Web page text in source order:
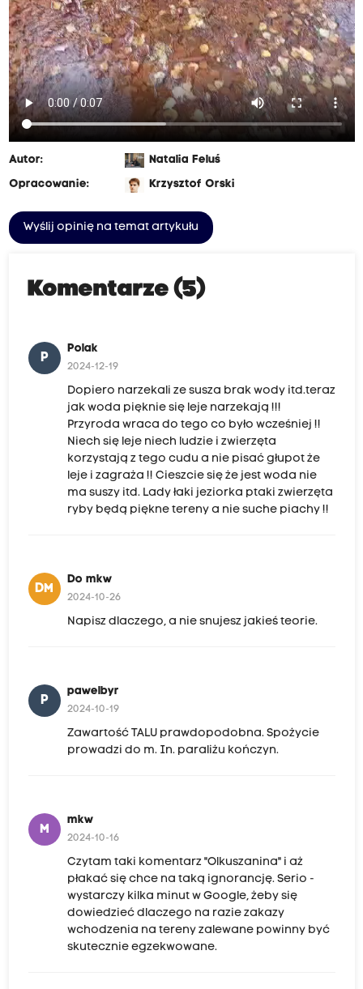
Autor:
Natalia Feluś
Opracowanie:
Krzysztof Orski
Wyślij opinię na temat artykułu
Komentarze (5)
P
Polak
2024-12-19
Dopiero narzekali ze susza brak wody itd.teraz
jak woda pięknie się leje narzekają !!!
Przyroda wraca do tego co było wcześniej !!
Niech się leje niech ludzie i zwierzęta
korzystają z tego cudu a nie pisać głupot że
leje i zagraża !! Cieszcie się że jest woda nie
ma suszy itd. Lady łaki jeziorka ptaki zwierzęta
ryby będą piękne tereny a nie suche piachy !!
DM
Do mkw
2024-10-26
Napisz dlaczego, a nie snujesz jakieś teorie.
P
pawelbyr
2024-10-19
Zawartość TALU prawdopodobna. Spożycie
prowadzi do m. In. paraliżu kończyn.
M
mkw
2024-10-16
Czytam taki komentarz "Olkuszanina" i aż
płakać się chce na taką ignorancję. Serio -
wystarczy kilka minut w Google, żeby się
dowiedzieć dlaczego na razie zakazy
wchodzenia na tereny zalewane powinny być
skutecznie egzekwowane.